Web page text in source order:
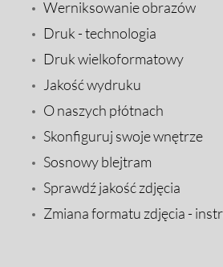
Werniksowanie obrazów
Druk - technologia
Druk wielkoformatowy
Jakość wydruku
O naszych płótnach
Skonfiguruj swoje wnętrze
Sosnowy blejtram
Sprawdź jakość zdjęcia
Zmiana formatu zdjęcia -